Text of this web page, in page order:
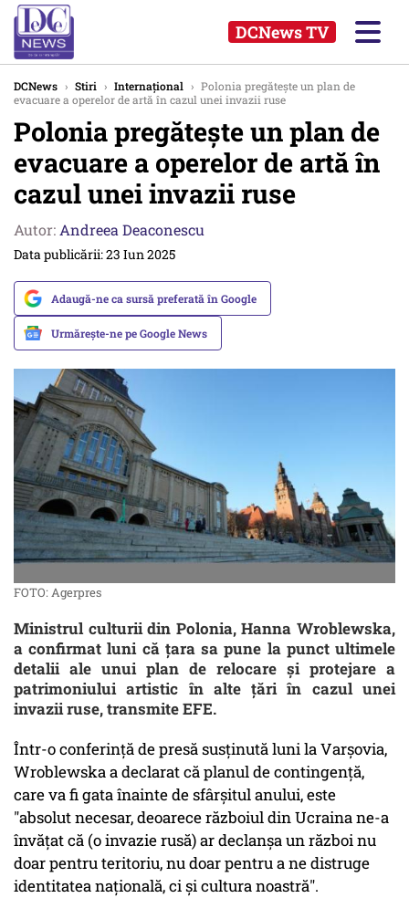
DCNews TV
DCNews › Stiri › Internațional › Polonia pregăteşte un plan de
evacuare a operelor de artă în cazul unei invazii ruse
Polonia pregăteşte un plan de
evacuare a operelor de artă în
cazul unei invazii ruse
Autor: Andreea Deaconescu
Data publicării: 23 Iun 2025
Adaugă-ne ca sursă preferată în Google
Urmărește-ne pe Google News
FOTO: Agerpres
Ministrul culturii din Polonia, Hanna Wroblewska,
a confirmat luni că ţara sa pune la punct ultimele
detalii ale unui plan de relocare şi protejare a
patrimoniului artistic în alte ţări în cazul unei
invazii ruse, transmite EFE.
Într-o conferinţă de presă susţinută luni la Varşovia,
Wroblewska a declarat că planul de contingenţă,
care va fi gata înainte de sfârşitul anului, este
"absolut necesar, deoarece războiul din Ucraina ne-a
învăţat că (o invazie rusă) ar declanşa un război nu
doar pentru teritoriu, nu doar pentru a ne distruge
identitatea naţională, ci şi cultura noastră".